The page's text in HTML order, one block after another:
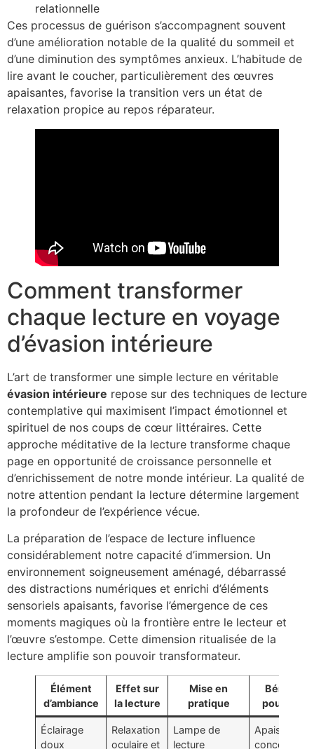
relationnelle
Ces processus de guérison s’accompagnent souvent
d’une amélioration notable de la qualité du sommeil et
d’une diminution des symptômes anxieux. L’habitude de
lire avant le coucher, particulièrement des œuvres
apaisantes, favorise la transition vers un état de
relaxation propice au repos réparateur.
Comment transformer
chaque lecture en voyage
d’évasion intérieure
L’art de transformer une simple lecture en véritable
évasion intérieure repose sur des techniques de lecture
contemplative qui maximisent l’impact émotionnel et
spirituel de nos coups de cœur littéraires. Cette
approche méditative de la lecture transforme chaque
page en opportunité de croissance personnelle et
d’enrichissement de notre monde intérieur. La qualité de
notre attention pendant la lecture détermine largement
la profondeur de l’expérience vécue.
La préparation de l’espace de lecture influence
considérablement notre capacité d’immersion. Un
environnement soigneusement aménagé, débarrassé
des distractions numériques et enrichi d’éléments
sensoriels apaisants, favorise l’émergence de ces
moments magiques où la frontière entre le lecteur et
l’œuvre s’estompe. Cette dimension ritualisée de la
lecture amplifie son pouvoir transformateur.
Élément
d’ambiance
Effet sur
la lecture
Mise en
pratique
Bénéfice
pour l’âme
Éclairage
doux
Relaxation
oculaire et
Lampe de
lecture
Apaisement,